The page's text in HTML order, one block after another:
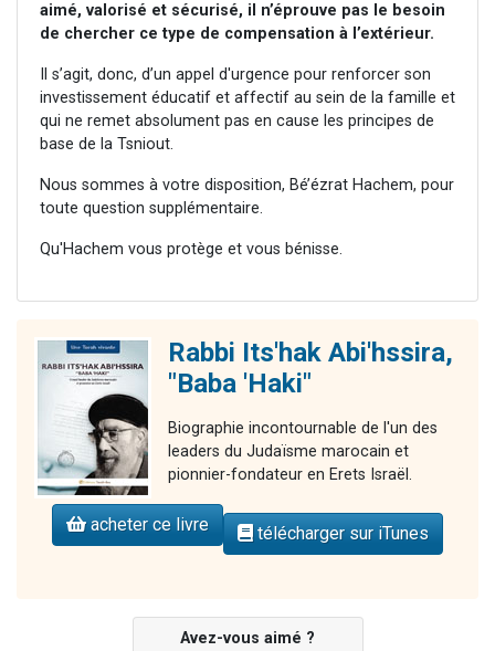
aimé, valorisé et sécurisé, il n’éprouve pas le besoin
de chercher ce type de compensation à l’extérieur.
Il s’agit, donc, d’un appel d'urgence pour renforcer son
investissement éducatif et affectif au sein de la famille et
qui ne remet absolument pas en cause les principes de
base de la Tsniout.
Nous sommes à votre disposition, Bé’ézrat Hachem, pour
toute question supplémentaire.
Qu'Hachem vous protège et vous bénisse.
Rabbi Its'hak Abi'hssira,
"Baba 'Haki"
Biographie incontournable de l'un des
leaders du Judaïsme marocain et
pionnier-fondateur en Erets Israël.
acheter ce livre télécharger sur iTunes
Avez-vous aimé ?